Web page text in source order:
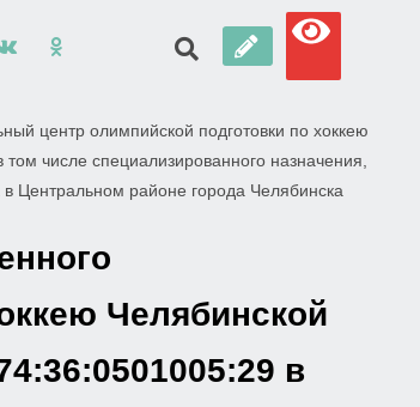
центр олимпийской подготовки по хоккею
числе специализированного назначения,
Центральном районе города Челябинска
Челябинской
в